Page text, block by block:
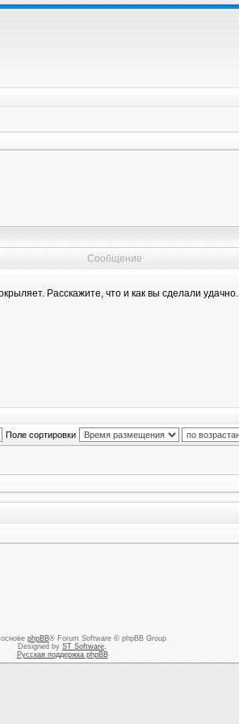
Сообщение
Расскажите, что и как вы сделали удачно.
Поле сортировки
phpBB® Forum Software © phpBB Group
Designed by ST Software.
Русская поддержка phpBB